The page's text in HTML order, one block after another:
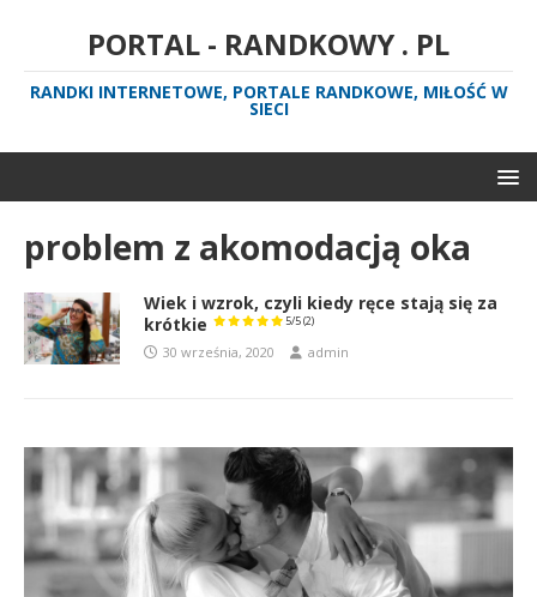
PORTAL - RANDKOWY . PL
RANDKI INTERNETOWE, PORTALE RANDKOWE, MIŁOŚĆ W
SIECI
problem z akomodacją oka
Wiek i wzrok, czyli kiedy ręce stają się za
krótkie
5/5(2)
30 września, 2020 admin